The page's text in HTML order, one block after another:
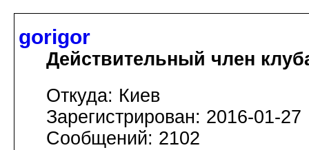
gorigor
Действительный член
Откуда: Киев
Зарегистрирован: 2016-01-27
Сообщений: 2102